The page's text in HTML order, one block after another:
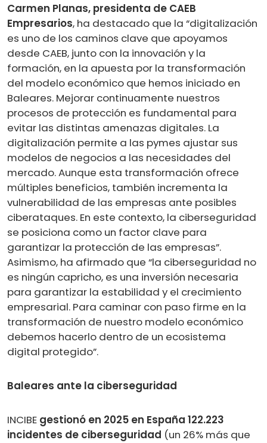
Carmen Planas, presidenta de CAEB
Empresarios, ha destacado que la “digitalización
es uno de los caminos clave que apoyamos
desde CAEB, junto con la innovación y la
formación, en la apuesta por la transformación
del modelo económico que hemos iniciado en
Baleares. Mejorar continuamente nuestros
procesos de protección es fundamental para
evitar las distintas amenazas digitales. La
digitalización permite a las pymes ajustar sus
modelos de negocios a las necesidades del
mercado. Aunque esta transformación ofrece
múltiples beneficios, también incrementa la
vulnerabilidad de las empresas ante posibles
ciberataques. En este contexto, la ciberseguridad
se posiciona como un factor clave para
garantizar la protección de las empresas”.
Asimismo, ha afirmado que “la ciberseguridad no
es ningún capricho, es una inversión necesaria
para garantizar la estabilidad y el crecimiento
empresarial. Para caminar con paso firme en la
transformación de nuestro modelo económico
debemos hacerlo dentro de un ecosistema
digital protegido”.
Baleares ante la ciberseguridad
INCIBE gestionó en 2025 en España 122.223
incidentes de ciberseguridad (un 26% más que